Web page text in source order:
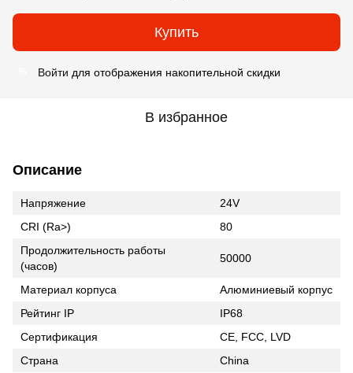
Купить
Войти для отображения накопительной скидки
В избранное
Описание
Напряжение
24V
CRI (Ra>)
80
Продолжительность работы
(часов)
50000
Материал корпуса
Алюминиевый корпус
Рейтинг IP
IP68
Сертификация
CE, FCC, LVD
Страна
China